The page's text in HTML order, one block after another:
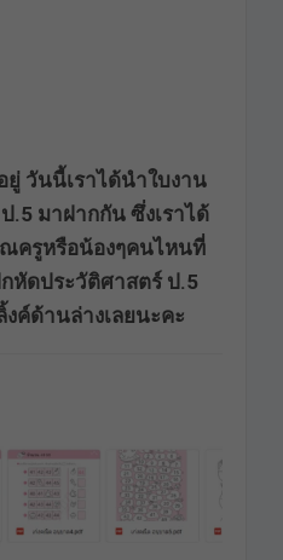
ยู่ วันนี้เราได้นำใบงาน
.5 มาฝากกัน ซึ่งเราได้
ครูหรือน้องๆคนไหนที่
หัดประวัติศาสตร์ ป.5
ค์ด้านล่างเลยนะคะ